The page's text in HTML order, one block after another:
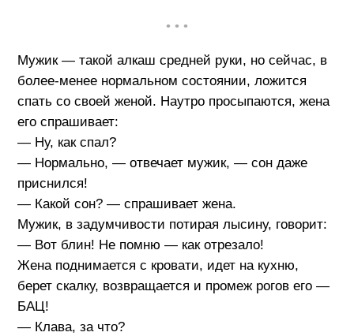
• • •
Мужик — такой алкаш средней руки, но сейчас, в
более-менее нормальном состоянии, ложится
спать со своей женой. Наутро просыпаются, жена
его спрашивает:
— Ну, как спал?
— Нормально, — отвечает мужик, — сон даже
приснился!
— Какой сон? — спрашивает жена.
Мужик, в задумчивости потирая лысину, говорит:
— Вот блин! Не помню — как отрезало!
Жена поднимается с кровати, идет на кухню,
берет скалку, возвращается и промеж рогов его —
БАЦ!
— Клава, за что?